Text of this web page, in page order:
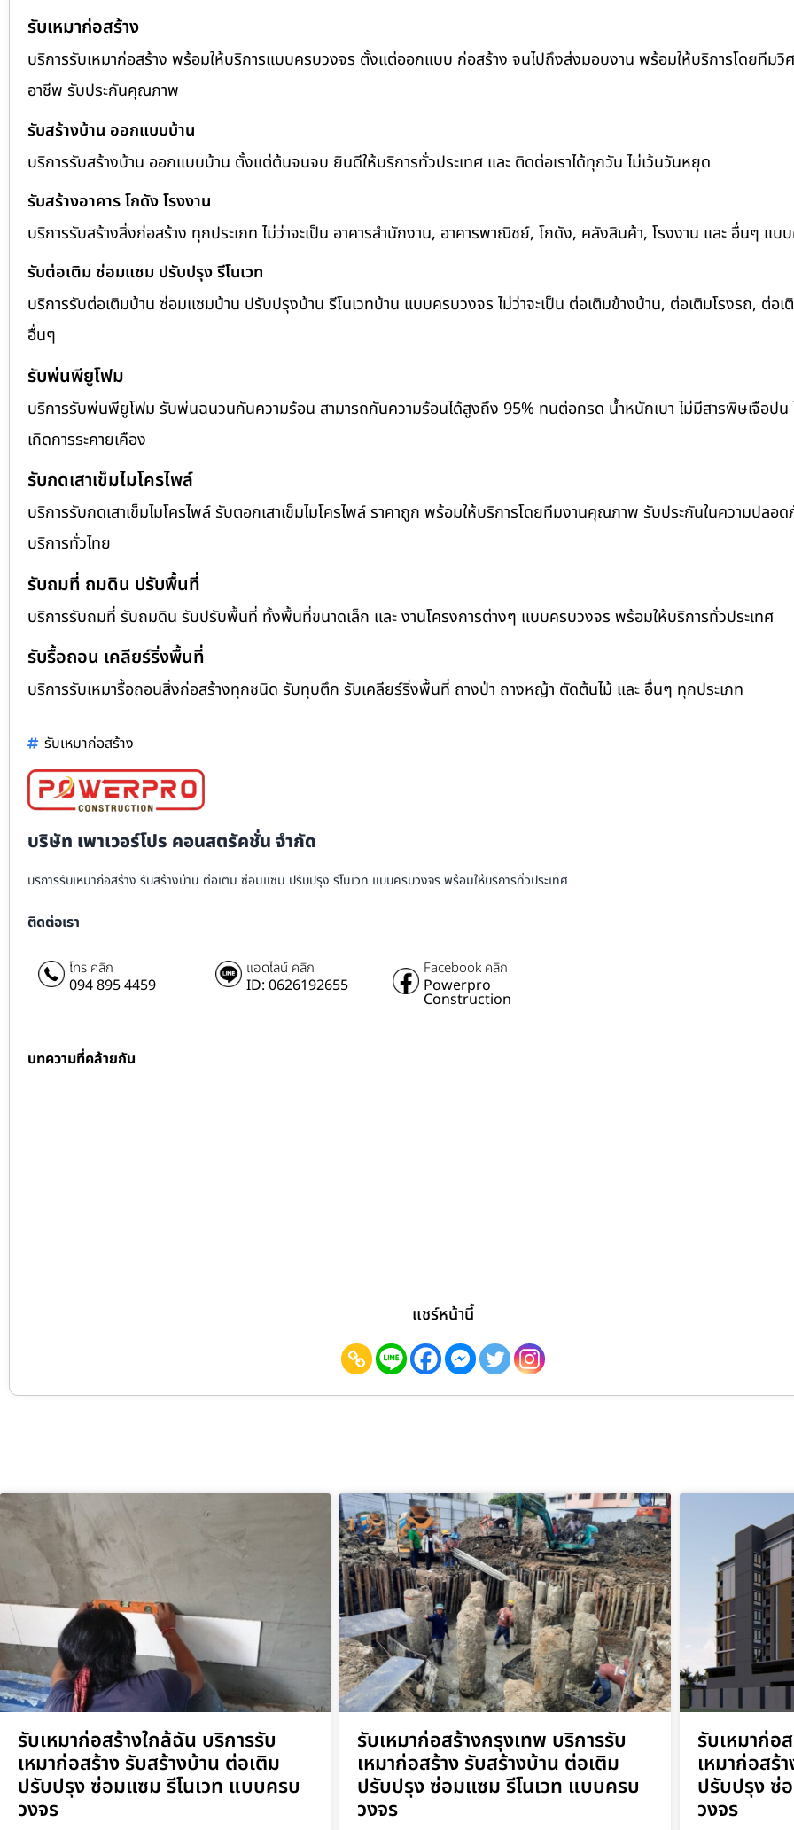
รับเหมาก่อสร้าง
บริการรับเหมาก่อสร้าง พร้อมให้บริการแบบครบวงจร ตั้งแต่ออกแบบ ก่อสร้าง จนไปถึงส่งมอบงาน พร้อมให้บริการโดยทีมวิ
อาชีพ รับประกันคุณภาพ
รับสร้างบ้าน ออกแบบบ้าน
บริการรับสร้างบ้าน ออกแบบบ้าน ตั้งแต่ต้นจนจบ ยินดีให้บริการทั่วประเทศ และ ติดต่อเราได้ทุกวัน ไม่เว้นวันหยุด
รับสร้างอาคาร โกดัง โรงงาน
บริการรับสร้างสิ่งก่อสร้าง ทุกประเภท ไม่ว่าจะเป็น อาคารสำนักงาน, อาคารพาณิชย์, โกดัง, คลังสินค้า, โรงงาน และ อื่นๆ แบ
รับต่อเติม ซ่อมแซม ปรับปรุง รีโนเวท
บริการรับต่อเติมบ้าน ซ่อมแซมบ้าน ปรับปรุงบ้าน รีโนเวทบ้าน แบบครบวงจร ไม่ว่าจะเป็น ต่อเติมข้างบ้าน, ต่อเติมโรงรถ, ต่อเ
อื่นๆ
รับพ่นพียูโฟม
บริการรับพ่นพียูโฟม รับพ่นฉนวนกันความร้อน สามารถกันความร้อนได้สูงถึง 95% ทนต่อกรด น้ำหนักเบา ไม่มีสารพิษเจือปน
เกิดการระคายเคือง
รับกดเสาเข็มไมโครไพล์
บริการรับกดเสาเข็มไมโครไพล์ รับตอกเสาเข็มไมโครไพล์ ราคาถูก พร้อมให้บริการโดยทีมงานคุณภาพ รับประกันในความปลอ
บริการทั่วไทย
รับถมที่ ถมดิน ปรับพื้นที่
บริการรับถมที่ รับถมดิน รับปรับพื้นที่ ทั้งพื้นที่ขนาดเล็ก และ งานโครงการต่างๆ แบบครบวงจร พร้อมให้บริการทั่วประเทศ
รับรื้อถอน เคลียร์ริ่งพื้นที่
บริการรับเหมารื้อถอนสิ่งก่อสร้างทุกชนิด รับทุบตึก รับเคลียร์ริ่งพื้นที่ ถางป่า ถางหญ้า ตัดต้นไม้ และ อื่นๆ ทุกประเภท
รับเหมาก่อสร้าง
บริษัท เพาเวอร์โปร คอนสตรัคชั่น จำกัด
บริการรับเหมาก่อสร้าง รับสร้างบ้าน ต่อเติม ซ่อมแซม ปรับปรุง รีโนเวท แบบครบวงจร พร้อมให้บริการทั่วประเทศ
ติดต่อเรา
โทร คลิก
094 895 4459
แอดไลน์ คลิก
ID: 0626192655
Facebook คลิก
Powerpro
Construction
บทความที่คล้ายกัน
แชร์หน้านี้
รับเหมาก่อสร้างใกล้ฉัน บริการรับ
เหมาก่อสร้าง รับสร้างบ้าน ต่อเติม
ปรับปรุง ซ่อมแซม รีโนเวท แบบครบ
วงจร
รับเหมาก่อสร้างกรุงเทพ บริการรับ
เหมาก่อสร้าง รับสร้างบ้าน ต่อเติม
ปรับปรุง ซ่อมแซม รีโนเวท แบบครบ
วงจร
รับเหมาก่อ
เหมาก่อสร้
ปรับปรุง ซ่
วงจร